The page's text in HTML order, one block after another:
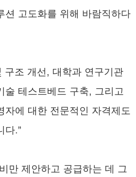
션 고도화를 위해 바람직하다
구조 개선, 대학과 연구기관
술 테스트베드 구축, 그리고
자에 대한 전문적인 자격제도
다.”
만 제안하고 공급하는 데 그